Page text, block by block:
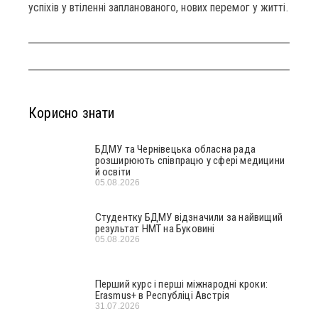
успіхів у втіленні запланованого, нових перемог у житті.
Корисно знати
БДМУ та Чернівецька обласна рада
розширюють співпрацю у сфері медицини
й освіти
05.08.2026
Студентку БДМУ відзначили за найвищий
результат НМТ на Буковині
05.08.2026
Перший курс і перші міжнародні кроки:
Erasmus+ в Республіці Австрія
31.07.2026